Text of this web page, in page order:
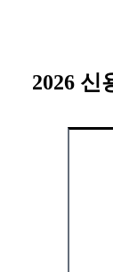
2026 신